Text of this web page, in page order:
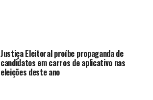
Justiça Eleitoral proíbe propaganda de
candidatos em carros de aplicativo nas
eleições deste ano